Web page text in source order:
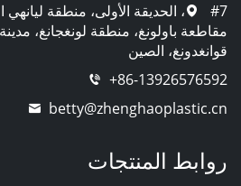
#7، الحديقة الأولى، منطقة
مقاطعة باولونغ، منطقة لونغجانغ،
قوانغدونغ، الصين
+86-13926576592
betty@zhenghaoplastic.cn
روابط المنتجات